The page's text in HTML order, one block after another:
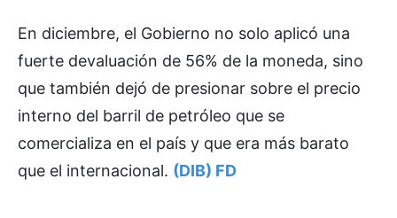
En diciembre, el Gobierno no solo aplicó una
fuerte devaluación de 56% de la moneda, sino
que también dejó de presionar sobre el precio
interno del barril de petróleo que se
comercializa en el país y que era más barato
que el internacional. (DIB) FD